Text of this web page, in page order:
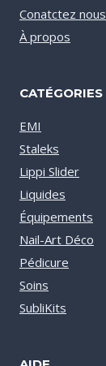
Conatctez nous
À propos
CATÉGORIES
EMI
Staleks
Lippi Slider
Liquides
Équipements
Nail-Art Déco
Pédicure
Soins
SubliKits